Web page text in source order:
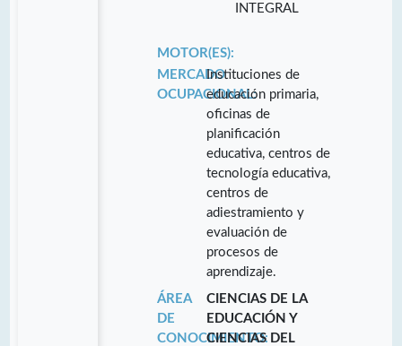
INTEGRAL
MOTOR(ES):
MERCADO
OCUPACIONAL:
Instituciones de
educación primaria,
oficinas de
planificación
educativa, centros de
tecnología educativa,
centros de
adiestramiento y
evaluación de
procesos de
aprendizaje.
ÁREA
DE
CONOCIMIENTO:
CIENCIAS DE LA
EDUCACIÓN Y
CIENCIAS DEL